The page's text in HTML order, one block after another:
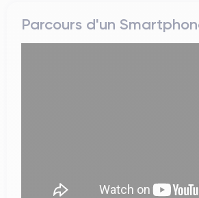
Parcours d'un